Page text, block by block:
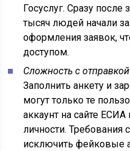
Госуслуг. Сразу
тысяч людей начали
оформления заявок,
доступом.
Сложность с
Заполнить анкету и
могут только те
аккаунт на сайте
личности. Требования
исключить фейковые